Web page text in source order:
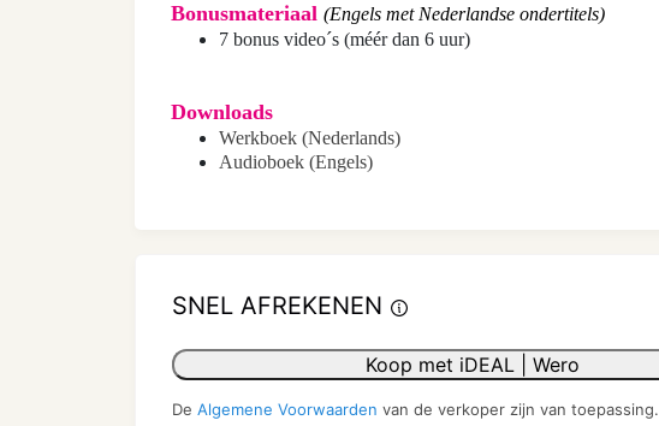
Bonusmateriaal (Engels met Nederlandse ondertitels)
7 bonus video´s (méér dan 6 uur)
Downloads
Werkboek (Nederlands)
Audioboek (Engels)
SNEL AFREKENEN
Koop met iDEAL | Wero
De Algemene Voorwaarden van de verkoper zijn van toepassing.